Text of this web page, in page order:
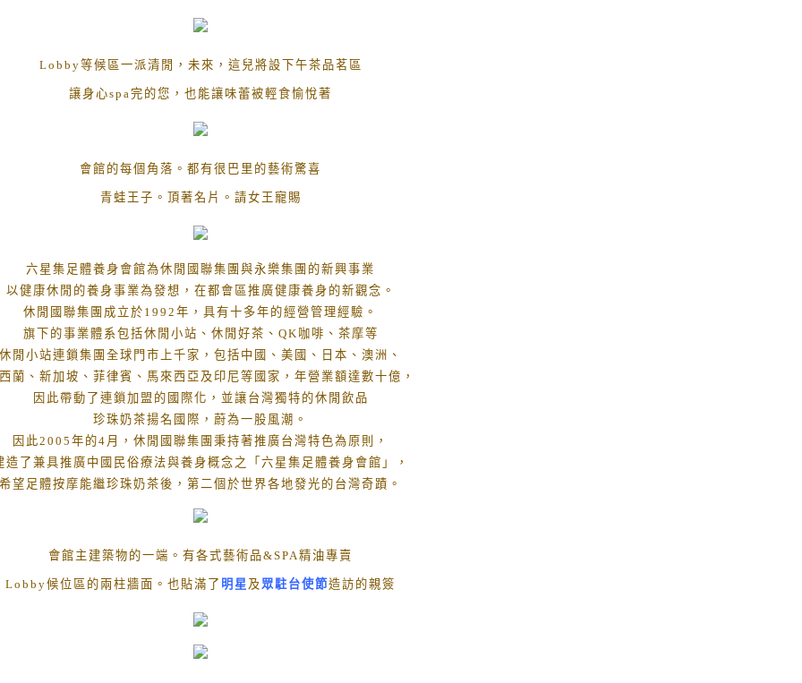
Lobby等候區一派清閒，未來，這兒將設下午茶品茗區
讓身心spa 完的您，也能讓味蕾被輕食愉悅著
會館的每個角落。都有很巴里的藝術驚喜
青蛙王子。頂著名片。請女王寵賜
六星集足體養身會館為休閒國聯集團與永樂集團的新興事業
以健康休閒的養身事業為發想，在都會區推廣健康養身的新觀念。
休閒國聯集團成立於 1992 年，具有十多年的經營管理經驗。
旗下的事業體系包括休閒小站、休閒好茶、 QK 咖啡、茶摩等
休閒小站連鎖集團全球門市上千家，包括中國、美國、日本、澳洲、
蘭、新加坡、菲律賓、馬來西亞及印尼等國家，年營業額達數十億，
因此帶動了連鎖加盟的國際化，並讓台灣獨特的休閒飲品
珍珠奶茶揚名國際，蔚為一股風潮。
因此2005 年的4 月，休閒國聯集團秉持著推廣台灣特色為原則，
造了兼具推廣中國民俗療法與養身概念之「六星集足體養身會館」，
希望足體按摩能繼珍珠奶茶後，第二個於世界各地發光的台灣奇蹟。
會館主建築物的一端。有各式藝術品&SPA 精油專賣
Lobby候位區的兩柱牆面。也貼滿了 明星 及 眾駐台使節造訪的親簽